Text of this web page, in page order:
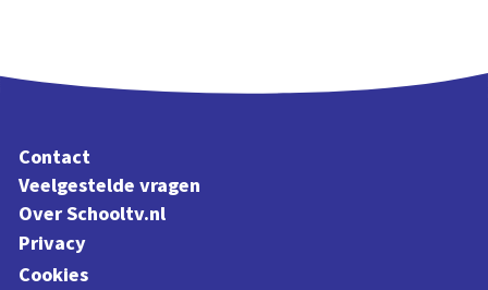
Contact
Veelgestelde vragen
Over Schooltv.nl
Privacy
Cookies